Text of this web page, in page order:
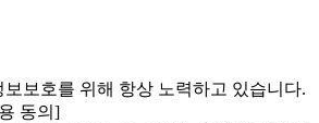
보호를 위해 항상 노력하고 있습니다.
동의]